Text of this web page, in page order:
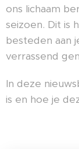
ons lichaam
seizoen. Dit is
besteden aan
verrassend
In deze
is en hoe je